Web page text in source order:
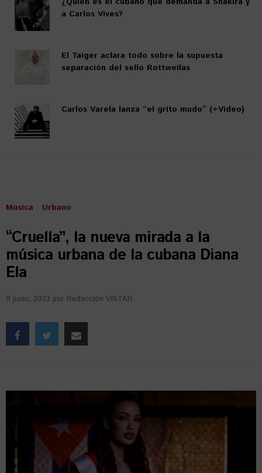
a Carlos Vives?
El Taiger aclara todo sobre la supuesta
separación del sello Rottweilas
Carlos Varela lanza “el grito mudo” (+Video)
Música Urbano
“Cruella”, la nueva mirada a la
música urbana de la cubana Diana
Ela
8 junio, 2023 por Redacción VISTAR